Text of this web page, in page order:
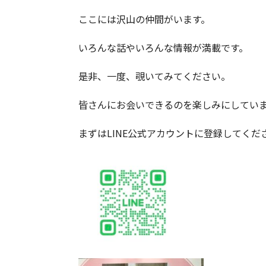
ここには沢山の仲間がいます。
いろんな話やいろんな情報が満載です。
是非、一度、覗いてみてください。
皆さんにお会いできるのを楽しみにしてい
まずはLINE公式アカウントに登録してく